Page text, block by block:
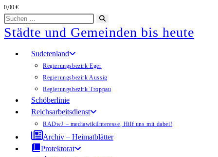
0,00 €
Diese
Website
durchsuchen
starten
Städte und Gemeinden bis heute
Sudetenland
Regierungsbezirk Eger
Regierungsbezirk Aussig
Regierungsbezirk Troppau
Schöberlinie
Reichsarbeitsdienst
RADwJ – mediawikiInteresse, Hilf uns mit dabei!
Archiv – Heimatblätter
Protektorat